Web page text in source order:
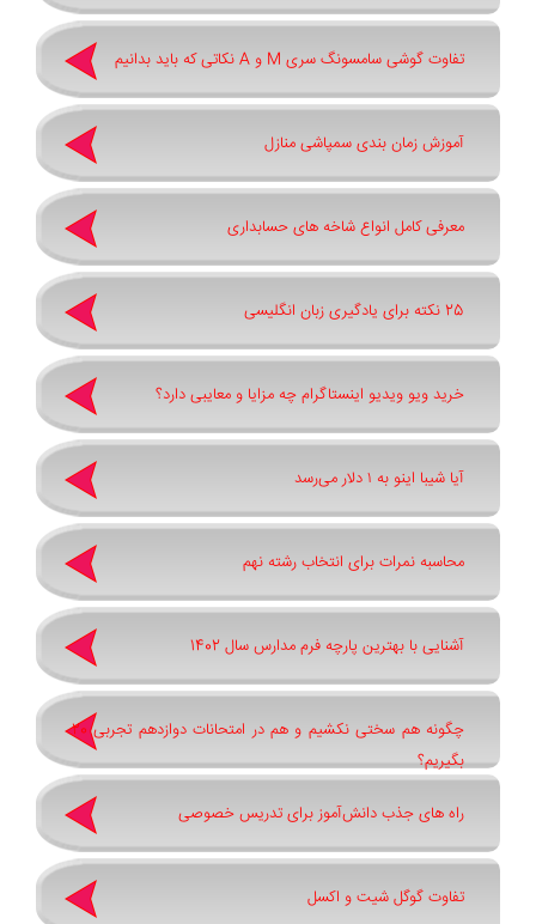
تفاوت گوشی سامسونگ سری ‏M‏ و ‏A نکاتی که باید بدانیم
آموزش زمان بندی سمپاشی منازل
معرفی کامل انواع شاخه های حسابداری
25 نکته برای یادگیری زبان انگلیسی
خرید ویو ویدیو اینستاگرام چه مزایا و معایبی دارد؟
آیا شیبا اینو به ۱ دلار می‌رسد
محاسبه نمرات برای انتخاب رشته نهم
آشنایی با بهترین پارچه فرم مدارس سال 1402
چگونه هم سختی نکشیم و هم در امتحانات دوازدهم تجربی 20
بگیریم؟
راه های جذب دانش‌آموز برای تدریس خصوصی
تفاوت گوگل شیت و اکسل